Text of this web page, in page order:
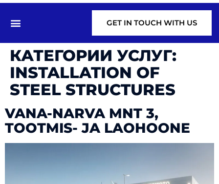
GET IN TOUCH WITH US
КАТЕГОРИИ УСЛУГ:
INSTALLATION OF
STEEL STRUCTURES
VANA-NARVA MNT 3,
TOOTMIS- JA LAOHOONE